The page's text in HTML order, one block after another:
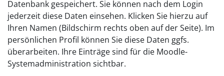
Datenbank gespeichert. Sie können nach dem Login
jederzeit diese Daten einsehen. Klicken Sie hierzu auf
Ihren Namen (Bildschirm rechts oben auf der Seite). Im
persönlichen Profil können Sie diese Daten ggfs.
überarbeiten. Ihre Einträge sind für die Moodle-
Systemadministration sichtbar.